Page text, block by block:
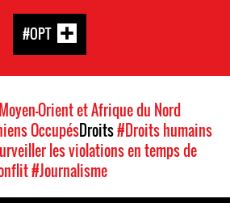
#OPT
Orient et Afrique du Nord
OccupésDroits#Droits humains
les violations en temps de
#Journalisme